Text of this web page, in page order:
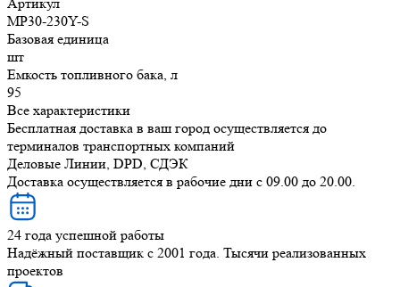
Артикул
MP30-230Y-S
Базовая единица
шт
Емкость топливного бака, л
95
Все характеристики
Бесплатная доставка в ваш город осуществляется до
терминалов транспортных компаний
Деловые Линии, DPD, СДЭК
Доставка осуществляется в рабочие дни с 09.00 до 20.00.
24 года успешной работы
Надёжный поставщик с 2001 года. Тысячи реализованных
проектов